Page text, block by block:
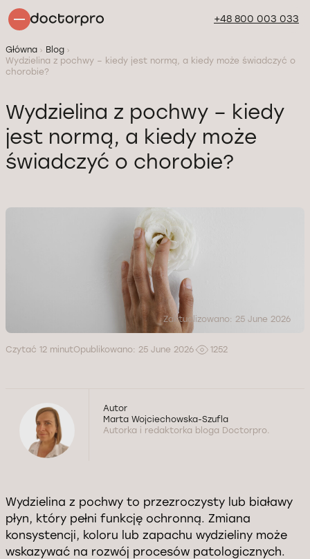
+48 800 003 033
Główna
Blog
Wydzielina z pochwy – kiedy jest normą, a kiedy może świadczyć o
chorobie?
Wydzielina z pochwy – kiedy
jest normą, a kiedy może
świadczyć o chorobie?
Zaktualizowano: 25 June 2026
Czytać 12 minutOpublikowano: 25 June 2026 1252
Autor
Marta Wojciechowska-Szufla
Autorka i redaktorka bloga Doctorpro.
Wydzielina z pochwy to przezroczysty lub białawy
płyn, który pełni funkcję ochronną. Zmiana
konsystencji, koloru lub zapachu wydzieliny może
wskazywać na rozwój procesów patologicznych.